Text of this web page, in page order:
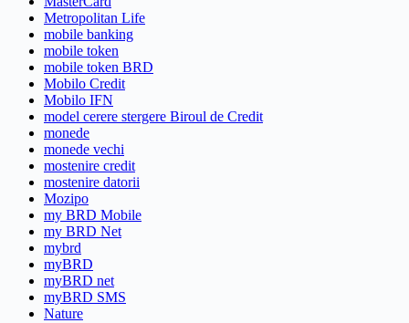
Metropolitan Life
mobile banking
mobile token
mobile token BRD
Mobilo Credit
Mobilo IFN
model cerere stergere Biroul de Credit
monede
monede vechi
mostenire credit
mostenire datorii
Mozipo
my BRD Mobile
my BRD Net
mybrd
myBRD
myBRD net
myBRD SMS
Nature